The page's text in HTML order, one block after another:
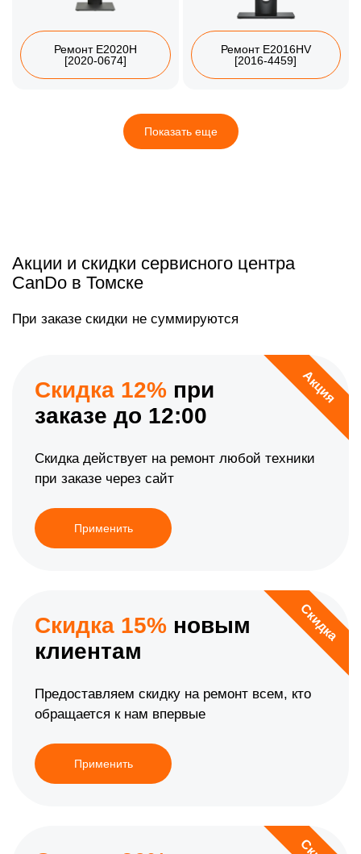
Ремонт E2020H
[2020-0674]
Ремонт E2016HV
[2016-4459]
Показать еще
Акции и скидки сервисного центра
CanDo в Томске
При заказе скидки не суммируются
Акция
Скидка 12% при
заказе до 12:00
Скидка действует на ремонт любой техники
при заказе через сайт
Применить
Скидка
Скидка 15% новым
клиентам
Предоставляем скидку на ремонт всем, кто
обращается к нам впервые
Применить